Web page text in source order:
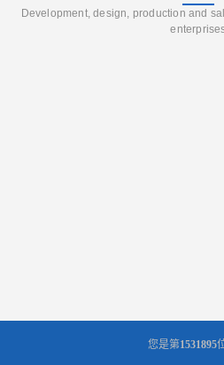
Development, design, production and
您是第1531895